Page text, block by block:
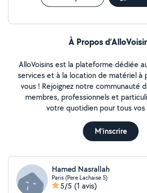
À Propos
AlloVoisins est la plateforme dédiée
services et à la location de matériel à
vous ! Rejoignez notre communauté
membres, professionnels et
votre quotidien pour tous
M'inscrire
Hamed Nasrallah
Paris (Pere Lachaise 5)
5/5 (1 avis)